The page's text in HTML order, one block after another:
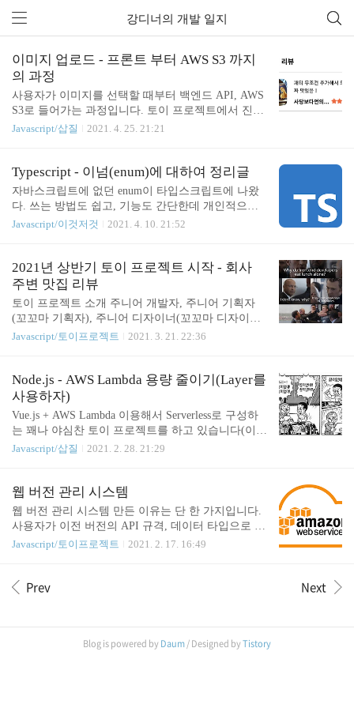
강디너의 개발 일지
이미지 업로드 - 프론트 부터 AWS S3 까지
의 과정
사용자가 이미지를 선택할 때부터 백엔드 API, AWS
S3로 들어가는 과정입니다. 토이 프로젝트에서 진행
중인, 리뷰 등록하는 것을 보여드리면서 설명하겠습
서 디자인을 입힙니다. 그래서 그 아이는 display: non
e 하고, 이쁜 디자인을 만들어서 누르면 input file이
열리도록 코딩합니다. 디자인된 이미지를 누르면 숨
changeFile 이벤트를 통해서 preview 이미지를 만들
다. // 파일 이름 const imgName = ref(''); // 파..
Javascript/삽질 2021. 4. 25. 21:21
Typescript - 이넘(enum)에 대하여 정리글
자바스크립트에 없던 enum이 타입스크립트에 나왔
다. 쓰는 방법도 쉽고, 기능도 간단한데 개인적으로
잘 사용하지 않는다. 굳이 enum이란 애를 써서 나열
야 하는지, 왜 좋은건지 잘 감이 안잡혀서 리서치를
했다. TypeScript에서 ENUM을 사용하는 이유는 무엇
입니까? TypeScript enum을 사용하는 이유 [Typescrip
t] enum을 써야 할 때, union type을 써야할 때 Typescri
pt Enum이란? 여러가지 enum의 형태 [Typescript] Enu
ms 열거형 interface, type, enum에 관한 글 [TypeScript
Javascript/이것저것 2021. 4. 10. 21:52
2021년 상반기 토이 프로젝트 시작 - 회사
주변 맛집 리뷰
토이 프로젝트 소개 주니어 개발자, 주니어 기획자
(꼬꼬마 기획자), 주니어 디자이너(꼬꼬마 디자이너)
세명이 모여서 프로젝트를 시작했다. 회사 근방 음식
는 서비스 중간 진행 사항 토이 프로젝트 목적 한 번
쯤은 전체적인 프로젝트 플로우를 경험해보고 싶다.
AWS Lambda를 이용해서 API를 구축해보고 싶다. M
ySQL을 사용하고, 쿼리도 한번 짜 보고 싶다. (조인
한 번도 안 해봤...) 프론트 개발 Vue.js 프레임 워크를
사용했다. 목적이 전체적인 프로젝트 플로우를 경험
하고 백엔드 쪽에 시간을 대부분 투자할 것 같아서
계속 사용했던 Vue.js를 ..
Javascript/토이프로젝트 2021. 3. 21. 22:36
Node.js - AWS Lambda 용량 줄이기(Layer를
사용하자)
Vue.js + AWS Lambda 이용해서 Serverless로 구성하
는 꽤나 야심찬 토이 프로젝트를 하고 있습니다(이번
엔 기획자도 있습니다). 회사에서 개발용 + 장난감
오류가 발생했습니다. 오류는 워낙 자주 발생 했어서
(Lambda 만지는데 오류가 너무 잦았어서...) 찾아보
니 Lambda 코드 스토리지 용량이 초과해서 배포가
께 용량을 늘려달라고 요청할까 했는데, 뭔가 느낌이
니다. AWS 콘솔에 들어가서 확인해보는데, 함수 각
각의 크기가 너무 큰 것을 확인 했습니다. 다른 함수
Javascript/삽질 2021. 2. 28. 21:29
웹 버전 관리 시스템
웹 버전 관리 시스템 만든 이유는 단 한 가지입니다.
사용자가 이전 버전의 API 규격, 데이터 타입으로 호
출해서 오류가 생기기 시작 웹 서비스 배포 후, 사용
개에서 같은 이유로 이슈가 발생해서 해결해야 한다
지 않게 생각 한 문장이 있습니다. 처음 접속했을 때
Javascript/토이프로젝트 2021. 2. 17. 16:49
Prev Next
Blog is powered by Daum/ Designed byTistory